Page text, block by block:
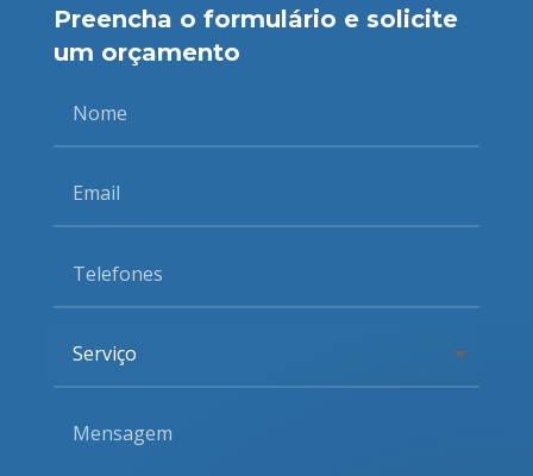
Preencha o formulário e solicite
um orçamento